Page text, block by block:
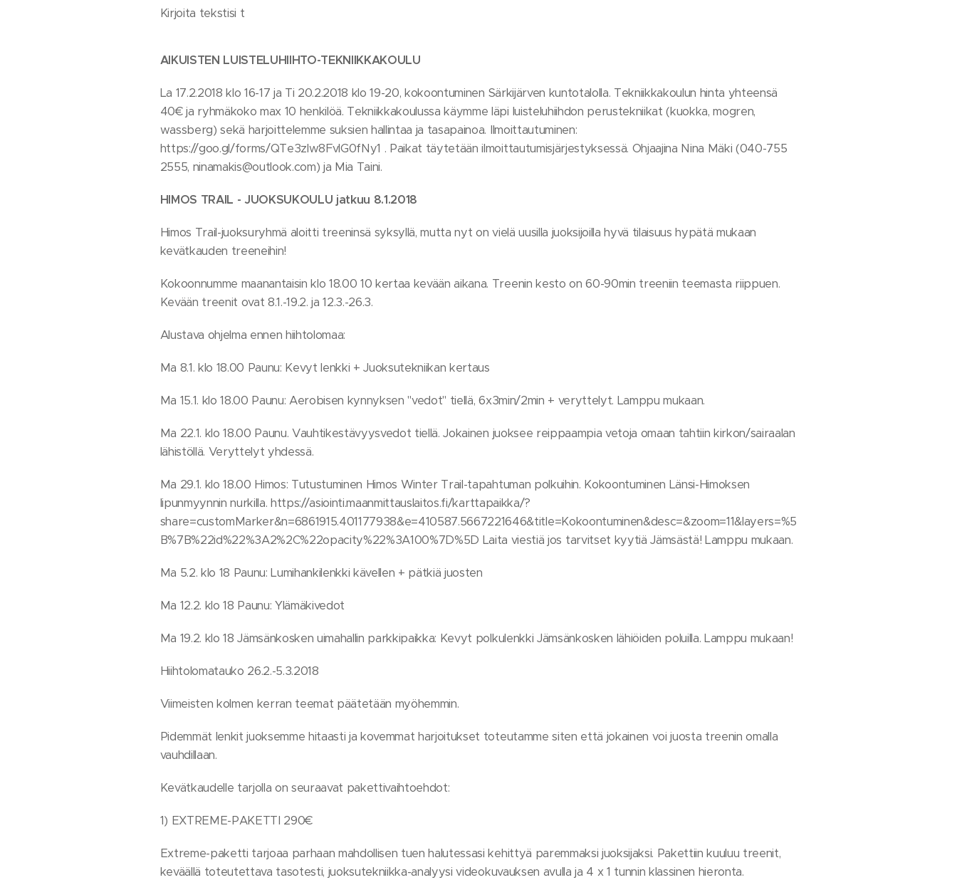
Kirjoita tekstisi t
AIKUISTEN LUISTELUHIIHTO-TEKNIIKKAKOULU
La 17.2.2018 klo 16-17 ja Ti 20.2.2018 klo 19-20, kokoontuminen Särkijärven kuntotalolla. Tekniikkakoulun hinta yhteensä
40€ ja ryhmäkoko max 10 henkilöä. Tekniikkakoulussa käymme läpi luisteluhiihdon perustekniikat (kuokka, mogren,
wassberg) sekä harjoittelemme suksien hallintaa ja tasapainoa. Ilmoittautuminen:
https://goo.gl/forms/QTe3zlw8FvlG0fNy1 . Paikat täytetään ilmoittautumisjärjestyksessä. Ohjaajina Nina Mäki (040-755
2555, ninamakis@outlook.com) ja Mia Taini.
HIMOS TRAIL - JUOKSUKOULU jatkuu 8.1.2018
Himos Trail-juoksuryhmä aloitti treeninsä syksyllä, mutta nyt on vielä uusilla juoksijoilla hyvä tilaisuus hypätä mukaan
kevätkauden treeneihin!
Kokoonnumme maanantaisin klo 18.00 10 kertaa kevään aikana. Treenin kesto on 60-90min treeniin teemasta riippuen.
Kevään treenit ovat 8.1.-19.2. ja 12.3.-26.3.
Alustava ohjelma ennen hiihtolomaa:
Ma 8.1. klo 18.00 Paunu: Kevyt lenkki + Juoksutekniikan kertaus
Ma 15.1. klo 18.00 Paunu: Aerobisen kynnyksen "vedot" tiellä, 6x3min/2min + veryttelyt. Lamppu mukaan.
Ma 22.1. klo 18.00 Paunu. Vauhtikestävyysvedot tiellä. Jokainen juoksee reippaampia vetoja omaan tahtiin kirkon/sairaalan
lähistöllä. Veryttelyt yhdessä.
Ma 29.1. klo 18.00 Himos: Tutustuminen Himos Winter Trail-tapahtuman polkuihin. Kokoontuminen Länsi-Himoksen
lipunmyynnin nurkilla. https://asiointi.maanmittauslaitos.fi/karttapaikka/?
share=customMarker&n=6861915.401177938&e=410587.5667221646&title=Kokoontuminen&desc=&zoom=11&layers=%5
B%7B%22id%22%3A2%2C%22opacity%22%3A100%7D%5D Laita viestiä jos tarvitset kyytiä Jämsästä! Lamppu mukaan.
Ma 5.2. klo 18 Paunu: Lumihankilenkki kävellen + pätkiä juosten
Ma 12.2. klo 18 Paunu: Ylämäkivedot
Ma 19.2. klo 18 Jämsänkosken uimahallin parkkipaikka: Kevyt polkulenkki Jämsänkosken lähiöiden poluilla. Lamppu mukaan!
Hiihtolomatauko 26.2.-5.3.2018
Viimeisten kolmen kerran teemat päätetään myöhemmin.
Pidemmät lenkit juoksemme hitaasti ja kovemmat harjoitukset toteutamme siten että jokainen voi juosta treenin omalla
vauhdillaan.
Kevätkaudelle tarjolla on seuraavat pakettivaihtoehdot:
1) EXTREME-PAKETTI 290€
Extreme-paketti tarjoaa parhaan mahdollisen tuen halutessasi kehittyä paremmaksi juoksijaksi. Pakettiin kuuluu treenit,
keväällä toteutettava tasotesti, juoksutekniikka-analyysi videokuvauksen avulla ja 4 x 1 tunnin klassinen hieronta.